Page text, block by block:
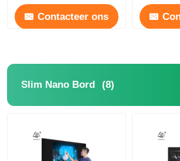
Contacteer ons
Slim Nano Bord (8)